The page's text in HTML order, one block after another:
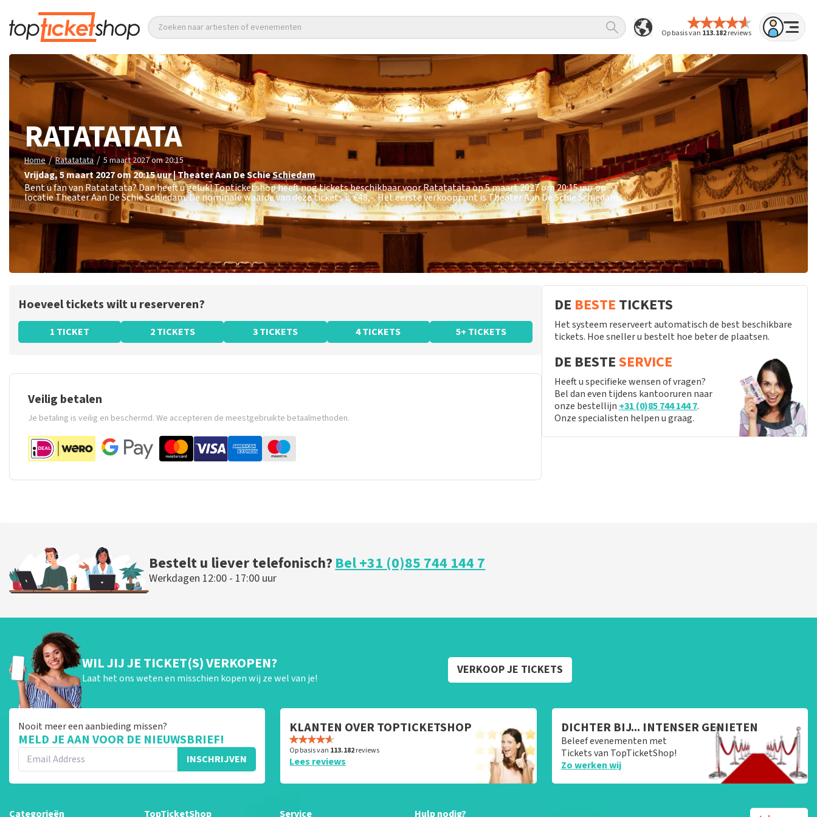
Op basis van 113.182reviews
Zoeken naar artiesten of evenementen
RATATATATA
Home / Ratatatata / 5 maart 2027 om 20:15
vrijdag,5 maart 2027 om 20:15uur|Theater Aan De SchieSchiedam
Bent u fan van Ratatatata? Dan heeft u geluk! Topticketshop heeft nog tickets beschikbaar voor Ratatatata op 5 maart 2027 om 20:15 uur op
locatie Theater Aan De Schie Schiedam. De nominale waarde van deze tickets is€48,-. Het eerste verkooppunt is Theater Aan De Schie Schiedam.
Hoeveel tickets wilt u reserveren?
1 TICKET 2 TICKETS 3 TICKETS 4 TICKETS 5+ TICKETS
Veilig betalen
Je betaling is veilig en beschermd. We accepteren de meestgebruikte betaalmethoden.
DE BESTE TICKETS
Het systeem reserveert automatisch de best beschikbare
tickets. Hoe sneller u bestelt hoe beter de plaatsen.
DE BESTESERVICE
Heeft u specifieke wensen of vragen?
Bel dan even tijdens kantooruren naar
onze bestellijn +31 (0)85 744 144 7.
Onze specialisten helpen u graag.
Bestelt u liever telefonisch?Bel +31 (0)85 744 144 7
Werkdagen 12:00 - 17:00 uur
WIL JIJ JE TICKET(S) VERKOPEN?
Laat het ons weten en misschien kopen wij ze wel van je!
VERKOOP JE TICKETS
Nooit meer een aanbieding missen?
MELD JE AAN VOOR DE NIEUWSBRIEF!
INSCHRIJVEN
KLANTEN OVER TOPTICKETSHOP
Op basis van 113.182reviews
Lees reviews
DICHTER BIJ... INTENSER GENIETEN
Beleef evenementen met
Tickets van TopTicketShop!
Zo werken wij
Categorieën TopTicketShop Service Hulp nodig?